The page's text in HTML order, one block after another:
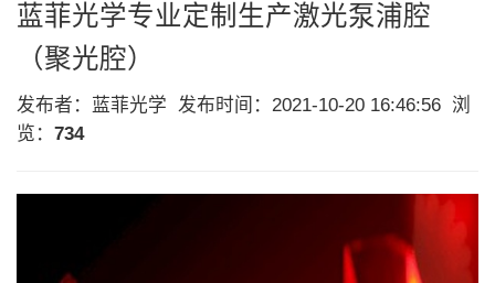
蓝菲光学专业定制生产激光泵浦腔
（聚光腔）
发布者：蓝菲光学 发布时间：2021-10-20 16:46:56 浏
览： 734